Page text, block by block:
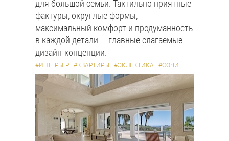
для большой семьи. Тактильно приятные
фактуры, округлые формы,
максимальный комфорт и продуманность
в каждой детали — главные слагаемые
дизайн-концепции.
#ИНТЕРЬЕР #КВАРТИРЫ #ЭКЛЕКТИКА #СОЧИ